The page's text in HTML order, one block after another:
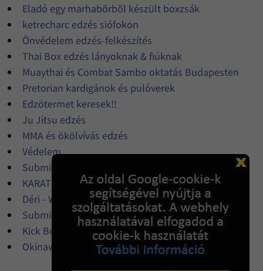
Eladó egy marhabõrbõl készült boxzsák
ketrecharc edzés siófokon
Önvédelem edzés-felkészítés
Thai Box edzés lányoknak & fiúknak
Muaythai és Combat Sambo oktatás Budapesten
Pretorian kardigánok és pulóverek
Edzötermet keresek!!
Ju Jitsu edzés
MMA és ökölvívás edzés
Védelem
Submission Grappling edzõpartner
KARATE RUHA ELADO
Déri - Western csizma, motoros csizma
Submission kezdõknek
Kick Box és Thai Box edzések
Okinawa Kobudo oktatás